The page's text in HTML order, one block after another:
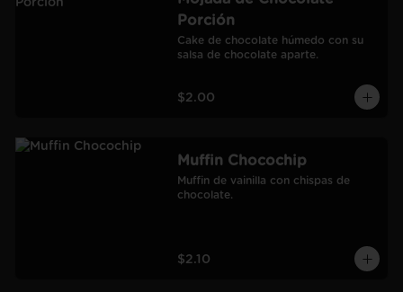
Porción
Cake de chocolate húmedo con su
salsa de chocolate aparte.
$2.00
Muffin Chocochip
Muffin de vainilla con chispas de
chocolate.
$2.10